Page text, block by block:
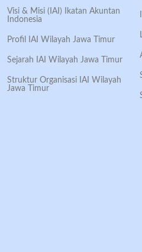
Visi & Misi (IAI) Ikatan Akuntan
Indonesia
Profil IAI Wilayah Jawa Timur
Sejarah IAI Wilayah Jawa Timur
Struktur Organisasi IAI Wilayah
Jawa Timur